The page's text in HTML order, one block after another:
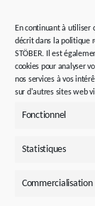
En continuant à utiliser
décrit dans la politique
STÖBER. Il est
cookies pour analyser
nos services à vos
sur d'autres sites web
Fonctionnel
Statistiques
Commercialisation
contrôleurs
rotation
sécurité. En
entreprises
rapidement